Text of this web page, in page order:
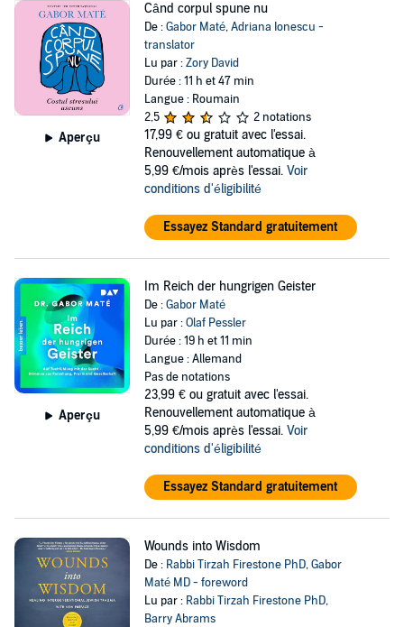
Aperçu
Când corpul spune nu
De :Gabor Maté,Adriana Ionescu -
translator
Lu par :Zory David
Durée : 11 h et 47 min
Langue : Roumain
2,5
2 notations
17,99 € ou gratuit avec l'essai.
Renouvellement automatique à
5,99 €/mois après l'essai. Voir
conditions d'éligibilité
Essayez Standard gratuitement
Aperçu
Im Reich der hungrigen Geister
De :Gabor Maté
Lu par :Olaf Pessler
Durée : 19 h et 11 min
Langue : Allemand
Pas de notations
23,99 € ou gratuit avec l'essai.
Renouvellement automatique à
5,99 €/mois après l'essai. Voir
conditions d'éligibilité
Essayez Standard gratuitement
Wounds into Wisdom
De : Rabbi Tirzah Firestone PhD,Gabor
Maté MD - foreword
Lu par : Rabbi Tirzah Firestone PhD,
Barry Abrams